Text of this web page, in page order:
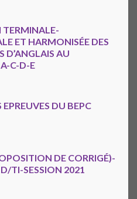
TERMINALE-
ET HARMONISÉE DES
D’ANGLAIS AU
C-D-E
DU BEPC
DE CORRIGÉ)-
TI-SESSION 2021